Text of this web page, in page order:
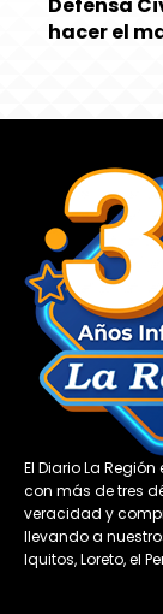
Defensa
hacer el
El Diario La
con más de tres
veracidad y
llevando a
Iquitos, Loreto, el